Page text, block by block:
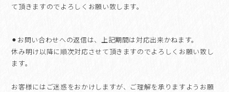
て頂きますのでよろしくお願い致します。
⚫︎お問い合わせへの返信は、上記期間は対応出来かねます。
休み明け以降に順次対応させて頂きますのでよろしくお願い致し
ます。
お客様にはご迷惑をおかけしますが、ご理解を承りますようお願